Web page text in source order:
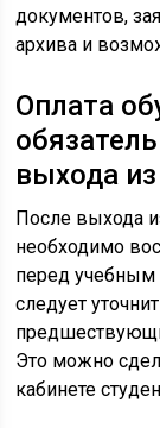
документов,
архива и
Оплата
выхода
После выхода
необходимо
перед
следует
Это можно
кабинете